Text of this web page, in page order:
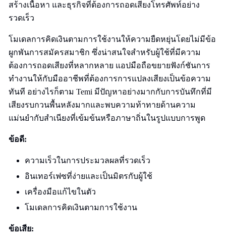
สร้างเนื้อหา และธุรกิจที่ต้องการถอดเสียงโทรศัพท์อย่าง
รวดเร็ว
โมเดลการคิดเงินตามการใช้งานให้ความยืดหยุ่นโดยไม่มีข้อ
ผูกพันการสมัครสมาชิก ซึ่งน่าสนใจสำหรับผู้ใช้ที่มีความ
ต้องการถอดเสียงที่หลากหลาย แอปมือถือขยายฟังก์ชันการ
ทำงานให้กับมืออาชีพที่ต้องการการแปลงเสียงเป็นข้อความ
ทันที อย่างไรก็ตาม Temi มีปัญหาอย่างมากกับการบันทึกที่มี
เสียงรบกวนพื้นหลังมากและพบความท้าทายด้านความ
แม่นยำกับสำเนียงที่เข้มข้นหรือภาษาถิ่นในรูปแบบการพูด
ข้อดี:
ความเร็วในการประมวลผลที่รวดเร็ว
อินเทอร์เฟซที่ง่ายและเป็นมิตรกับผู้ใช้
เครื่องมือแก้ไขในตัว
โมเดลการคิดเงินตามการใช้งาน
ข้อเสีย: